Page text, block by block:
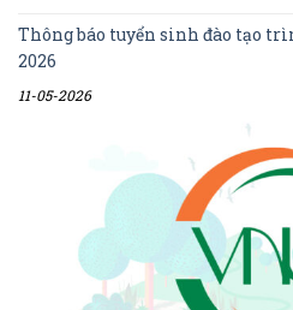
Thông báo tuyển sinh đào tạo
2026
11-05-2026